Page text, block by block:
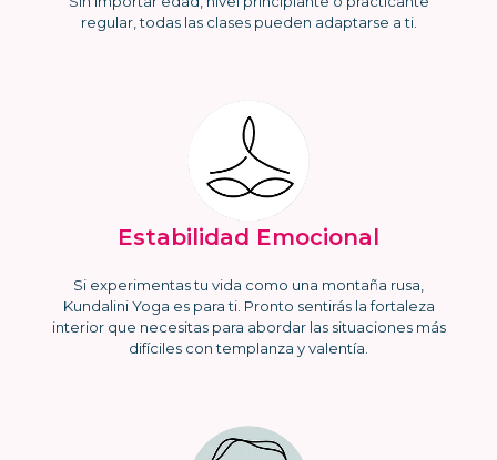
regular, todas las clases pueden adaptarse a ti.
Estabilidad Emocional
Si experimentas tu vida como una montaña rusa,
Kundalini Yoga es para ti. Pronto sentirás la fortaleza
interior que necesitas para abordar las situaciones más
difíciles con templanza y valentía.